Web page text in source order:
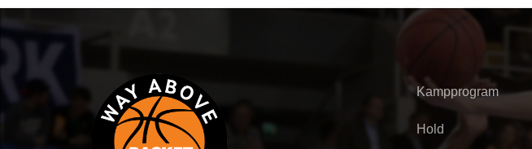
Kampprogram
Hold